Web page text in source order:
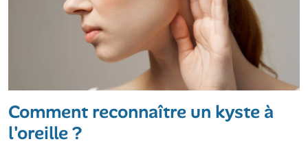
Comment reconnaître un kyste à
l'oreille ?